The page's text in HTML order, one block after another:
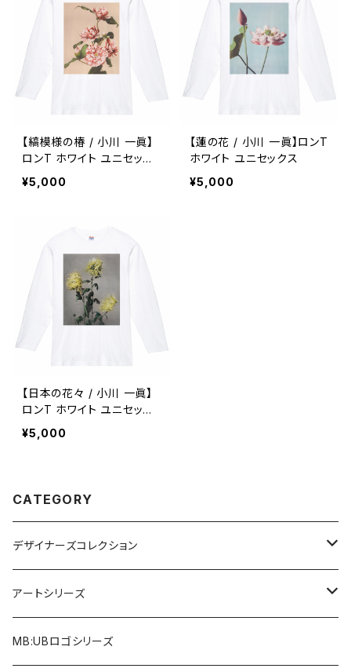
【縞模様の椿 / 小川 一眞】
ロンT ホワイト ユニセック
ス
¥5,000
【蓮の花 / 小川 一眞】ロンT
ホワイト ユニセックス
¥5,000
【日本の花々 / 小川 一眞】
ロンT ホワイト ユニセック
ス
¥5,000
CATEGORY
デザイナーズコレクション
アルファベット×ヒヒ
アルファベット×マウス
アートシリーズ
Re:Mix
MB:UBロゴシリーズ